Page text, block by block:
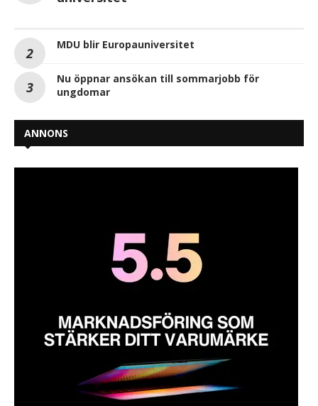
MDU blir Europauniversitet
Nu öppnar ansökan till sommarjobb för
ungdomar
ANNONS